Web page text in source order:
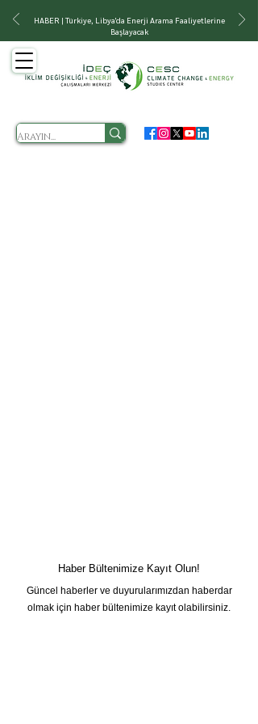
HABER | Türkiye, Libya'da Enerji Arama Faaliyetlerine
Başlayacak
Haber Bültenimize Kayıt Olun!
Güncel haberler ve duyurularımızdan haberdar
olmak için haber bültenimize kayıt olabilirsiniz.